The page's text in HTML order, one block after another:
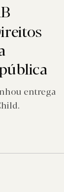
entrega